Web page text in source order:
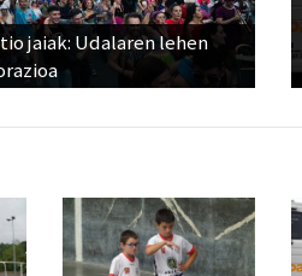
jaiak: Udalaren lehen